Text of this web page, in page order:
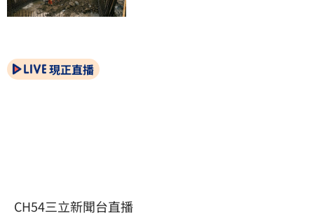
現正直播
CH54三立新聞台直播